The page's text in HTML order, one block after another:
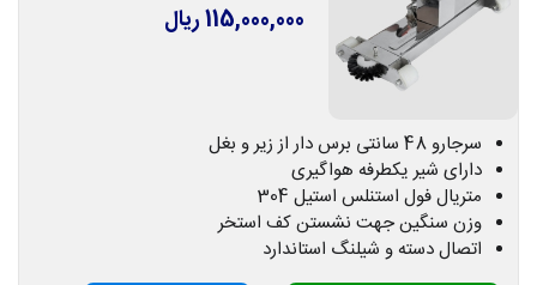
115,000,000 ریال
سرجارو 48 سانتی برس دار از زیر و بغل
دارای شیر یکطرفه هواگیری
متریال فول استنلس استیل 304
وزن سنگین جهت نشستن کف استخر
اتصال دسته و شیلنگ استاندارد